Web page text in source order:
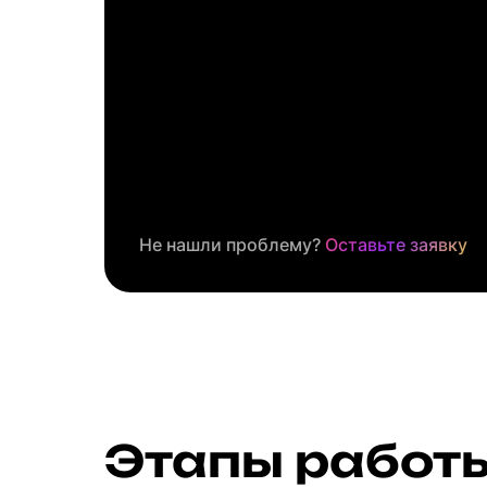
Не нашли проблему? Оставьте заявку
Этапы